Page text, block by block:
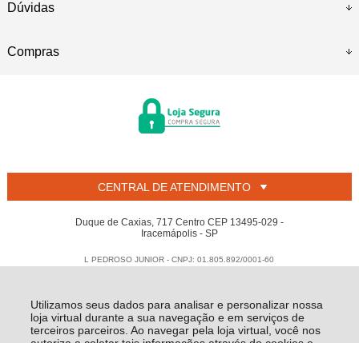
Utilizamos seus dados para analisar e personalizar nossa
loja virtual durante a sua navegação e em serviços de
terceiros parceiros. Ao navegar pela loja virtual, você nos
Dúvidas
Compras
CENTRAL DE ATENDIMENTO
Duque de Caxias, 717 Centro CEP 13495-029 -
Iracemápolis - SP
L PEDROSO JUNIOR - CNPJ: 01.805.892/0001-60